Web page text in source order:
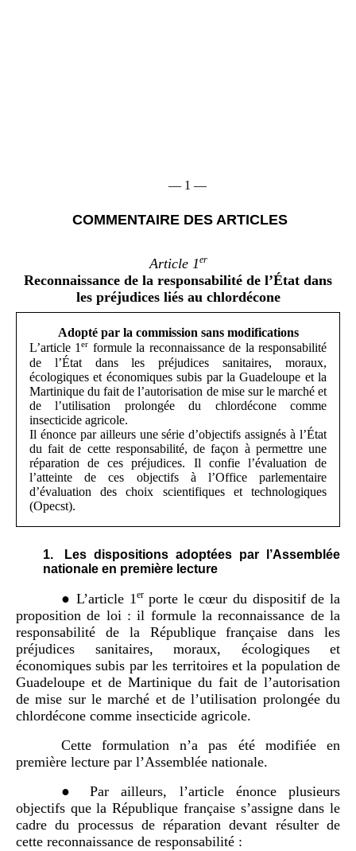
–– 1 ––
COMMENTAIRE DES ARTICLES
Article 1er
Reconnaissance de la responsabilité de l’État dans
les préjudices liés au chlordécone
Adopté par la commission sans modifications
L’article 1er formule la reconnaissance de la responsabilité
de l’État dans les préjudices sanitaires, moraux,
écologiques et économiques subis par la Guadeloupe et la
Martinique du fait de l’autorisation de mise sur le marché et
de l’utilisation prolongée du chlordécone comme
insecticide agricole.
Il énonce par ailleurs une série d’objectifs assignés à l’État
du fait de cette responsabilité, de façon à permettre une
réparation de ces préjudices. Il confie l’évaluation de
l’atteinte de ces objectifs à l’Office parlementaire
d’évaluation des choix scientifiques et technologiques
(Opecst).
Les dispositions adoptées par l’Assemblée
nationale en première lecture
● L’article 1erporte le cœur du dispositif de la
proposition de loi : il formule la reconnaissance de la
responsabilité de la République française dans les
préjudices sanitaires, moraux, écologiques et
économiques subis par les territoires et la population de
Guadeloupe et de Martinique du fait de l’autorisation
de mise sur le marché et de l’utilisation prolongée du
chlordécone comme insecticide agricole.
Cette formulation n’a pas été modifiée en
première lecture par l’Assemblée nationale.
● Par ailleurs, l’article énonce plusieurs
objectifs que la République française s’assigne dans le
cadre du processus de réparation devant résulter de
cette reconnaissance de responsabilité :